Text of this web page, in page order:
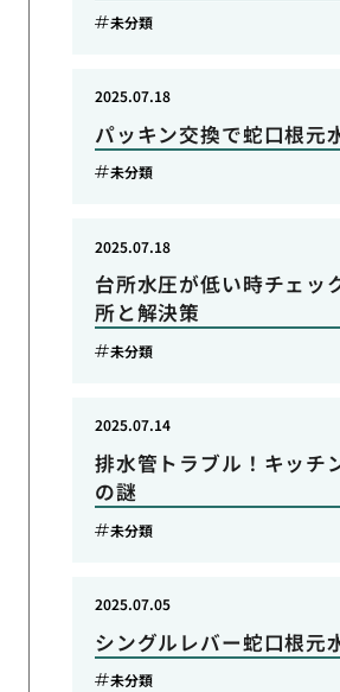
未分類
パッキン交換で蛇口根元
2025.07.18
未分類
台所水圧が低い時チェッ
所と解決策
2025.07.18
未分類
排水管トラブル！キッチ
の謎
2025.07.14
未分類
シングルレバー蛇口根元
2025.07.05
未分類